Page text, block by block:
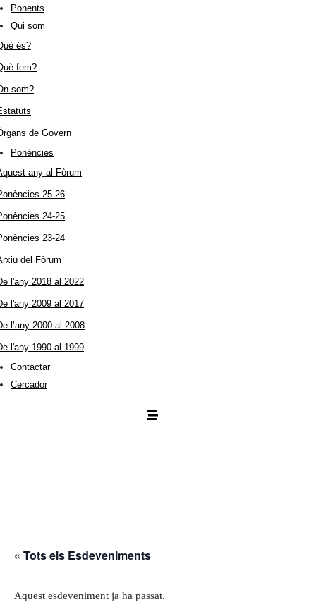
Ponents
Qui som
és?
fem?
som?
de Govern
Ponències
any al Fòrum
25-26
24-25
23-24
del Fòrum
l'any 2018 al 2022
l'any 2009 al 2017
l’any 2000 al 2008
l'any 1990 al 1999
Contactar
Cercador
« Tots els Esdeveniments
Aquest esdeveniment ja ha passat.